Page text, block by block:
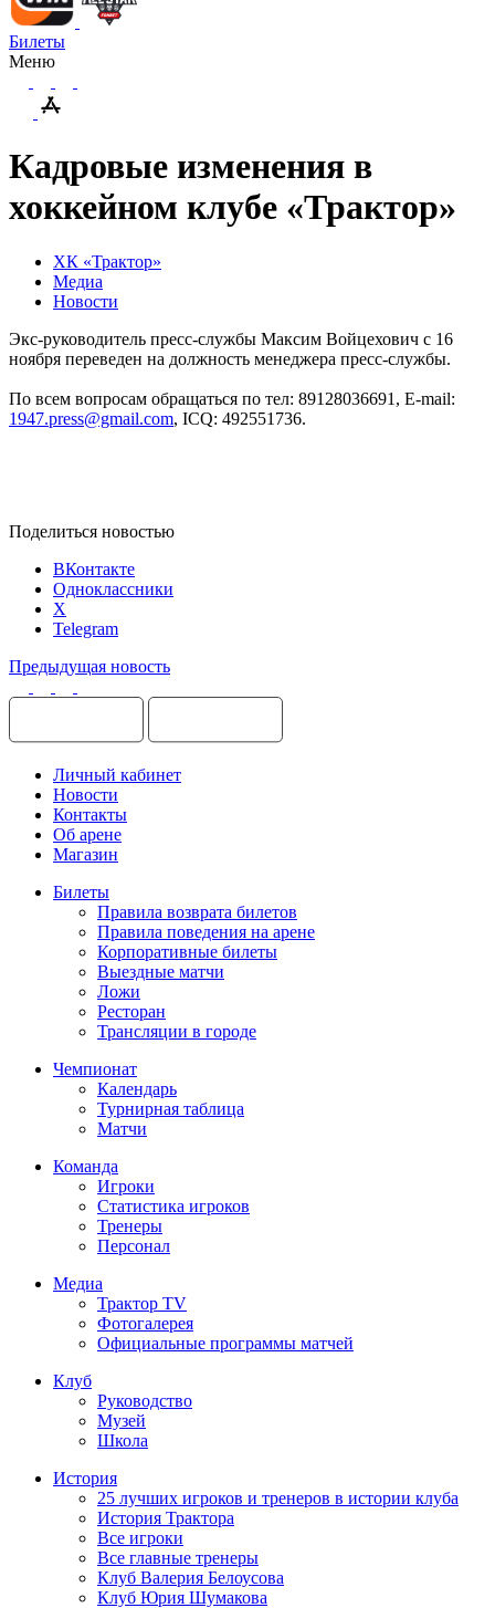
Билеты
Меню
Кадровые изменения в
хоккейном клубе «Трактор»
ХК «Трактор»
Медиа
Новости
Экс-руководитель пресс-службы Максим Войцехович с 16
ноября переведен на должность менеджера пресс-службы.
По всем вопросам обращаться по тел: 89128036691, E-mail:
1947.press@gmail.com, ICQ: 492551736.
Поделиться новостью
ВКонтакте
Одноклассники
X
Telegram
Предыдущая новость
Личный кабинет
Новости
Контакты
Об арене
Магазин
Билеты
Правила возврата билетов
Правила поведения на арене
Корпоративные билеты
Выездные матчи
Ложи
Ресторан
Трансляции в городе
Чемпионат
Календарь
Турнирная таблица
Матчи
Команда
Игроки
Статистика игроков
Тренеры
Персонал
Медиа
Трактор TV
Фотогалерея
Официальные программы матчей
Клуб
Руководство
Музей
Школа
История
25 лучших игроков и тренеров в истории клуба
История Трактора
Все игроки
Все главные тренеры
Клуб Валерия Белоусова
Клуб Юрия Шумакова